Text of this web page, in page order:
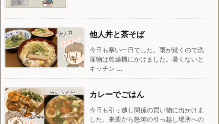
他人丼と茶そば
今日も寒い一日でした。雨が続くので洗
濯物は乾燥機にかけました。暑くないと
キッチン ...
カレーでごはん
今日も引っ越し関係の買い物に出かけま
した。来週から怒涛の引っ越し場所への